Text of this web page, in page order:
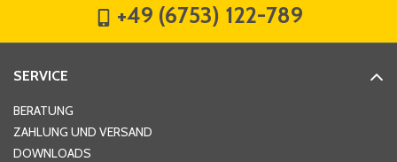
Hausnummer
+49 (6753) 122-789
SERVICE
BERATUNG
ZAHLUNG UND VERSAND
DOWNLOADS